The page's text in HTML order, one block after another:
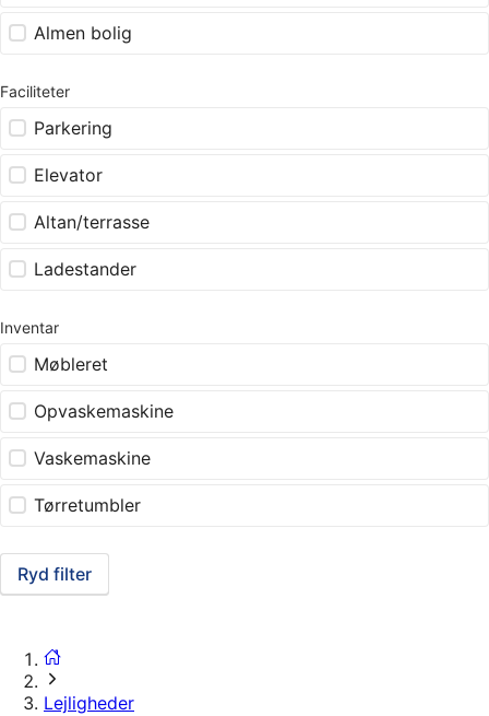
Almen bolig
Faciliteter
Parkering
Elevator
Altan/terrasse
Ladestander
Inventar
Møbleret
Opvaskemaskine
Vaskemaskine
Tørretumbler
Ryd filter
Lejligheder